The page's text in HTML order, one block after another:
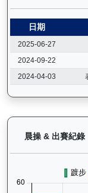
日期
2025-06-27
2024-09-22
2024-04-03
晨操 & 出賽紀錄